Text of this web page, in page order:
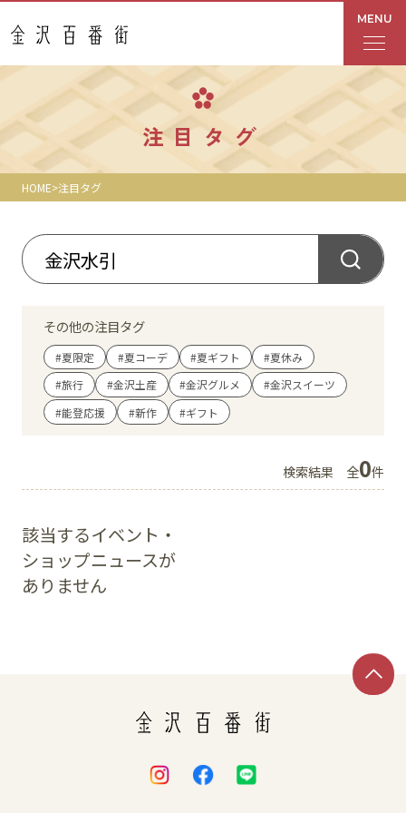
MENU
フロアガイド
あんと
Rinto
あんと西
レストラン・カフェ
ショップニュース
アクセス・パーキング
館内サービス
施設からのお知らせ
注目タグ
HOME 注目タグ
その他の注目タグ
#夏限定 #夏コーデ #夏ギフト
#夏休み
#旅行
#金沢土産 #金沢グルメ
#金沢スイーツ
#能登応援
#新作 #ギフト
検索結果 全0件
該当するイベント・
ショップニュースが
ありません